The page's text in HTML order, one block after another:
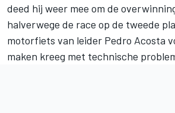
deed hij weer mee om de
halverwege de race op de tweede
motorfiets van leider Pedro Acosta
maken kreeg met technische